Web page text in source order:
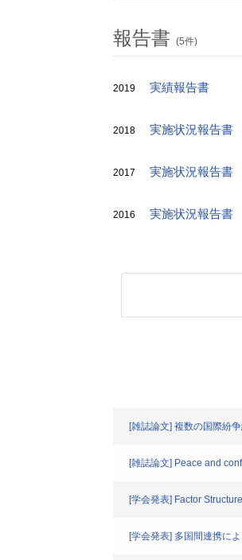
報告書 (5件)
2019 実績報告書
2018 実施状況報告書
2017 実施状況報告書
2016 実施状況報告書
[雑誌論文] 複数の国際紛
[雑誌論文] Peace and
[学会発表] Factor
[学会発表] 多国間連携に